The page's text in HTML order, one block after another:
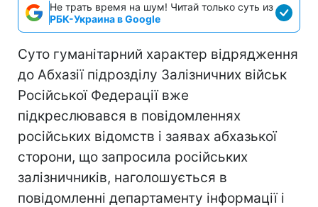
Не трать время на шум! Читай только суть из
РБК-Украина в Google
Суто гуманітарний характер відрядження
до Абхазії підрозділу Залізничних військ
Російської Федерації вже
підкреслювався в повідомленнях
російських відомств і заявах абхазької
сторони, що запросила російських
залізничників, наголошується в
повідомленні департаменту інформації і